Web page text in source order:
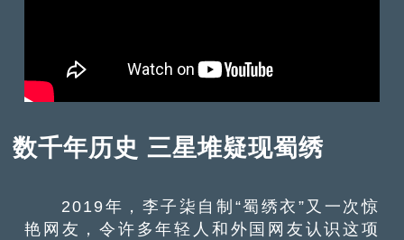
数千年历史 三星堆疑现蜀绣
2019年，李子柒自制“蜀绣衣”又一次惊
艳网友，令许多年轻人和外国网友认识这项